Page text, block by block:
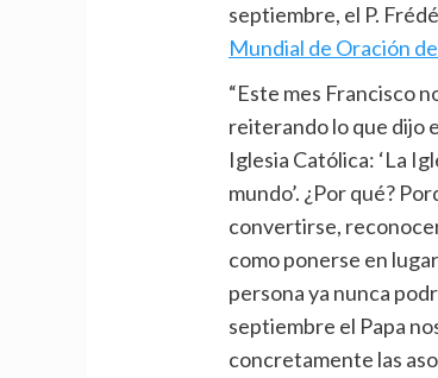
septiembre, el P.
Mundial de Oración
“Este mes Francisco
reiterando lo que dijo
Iglesia Católica: ‘La
mundo’. ¿Por qué?
convertirse,
como ponerse en
persona ya nunca
septiembre el Papa
concretamente las